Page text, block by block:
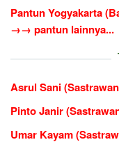
Pantun Yogyakarta
→→ pantun lainnya...
Asrul Sani
Pinto Janir
Umar Kayam